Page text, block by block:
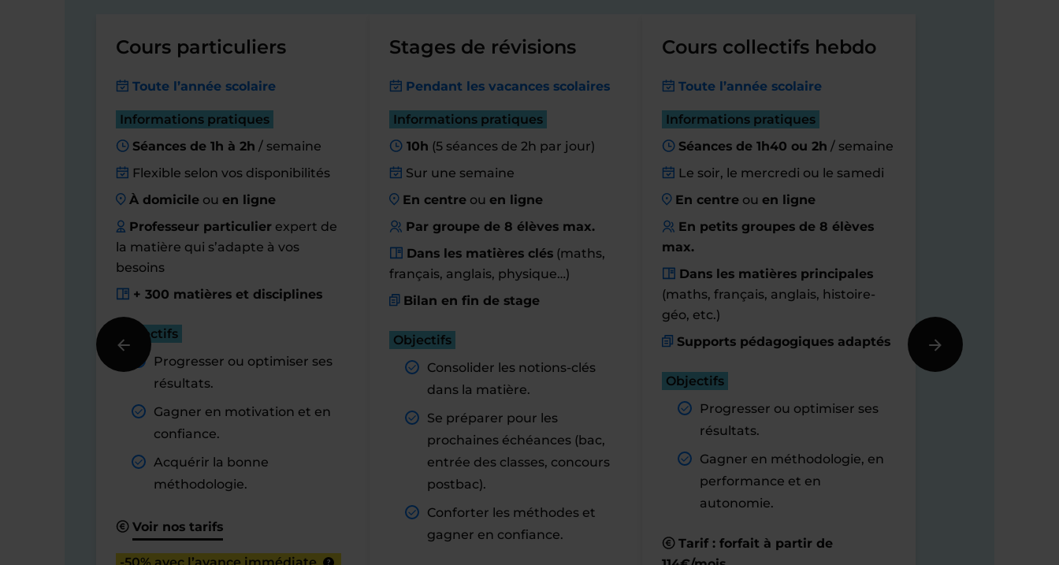
Cours particuliers
Toute l’année scolaire
Informations pratiques
Séances de 1h à 2h / semaine
Flexible selon vos disponibilités
À domicileou en ligne
Professeur particulier expert de
la matière qui s’adapte à vos
besoins
+ 300 matières et disciplines
Objectifs
Progresser ou optimiser ses
résultats.
Gagner en motivation et en
confiance.
Acquérir la bonne
méthodologie.
Voir nos tarifs
?
Stages de révisions
Pendant les vacances scolaires
Informations pratiques
10h (5 séances de 2h par jour)
Sur une semaine
En centreou en ligne
Par groupe de 8 élèves max.
Dans les matières clés(maths,
français, anglais, physique…)
Bilan en fin de stage
Objectifs
Consolider les notions-clés
dans la matière.
Se préparer pour les
prochaines échéances (bac,
entrée des classes, concours
postbac).
Conforter les méthodes et
gagner en confiance.
Cours collectifs hebdo
Toute l’année scolaire
Informations pratiques
Séances de 1h40 ou 2h / semaine
Le soir, le mercredi ou le samedi
En centre ouen ligne
En petits groupes de 8 élèves
max.
Dans les matières principales
(maths, français, anglais, histoire-
géo, etc.)
Supports pédagogiques adaptés
Objectifs
Progresser ou optimiser ses
résultats.
Gagner en méthodologie, en
performance et en
autonomie.
Tarif : forfait à partir de